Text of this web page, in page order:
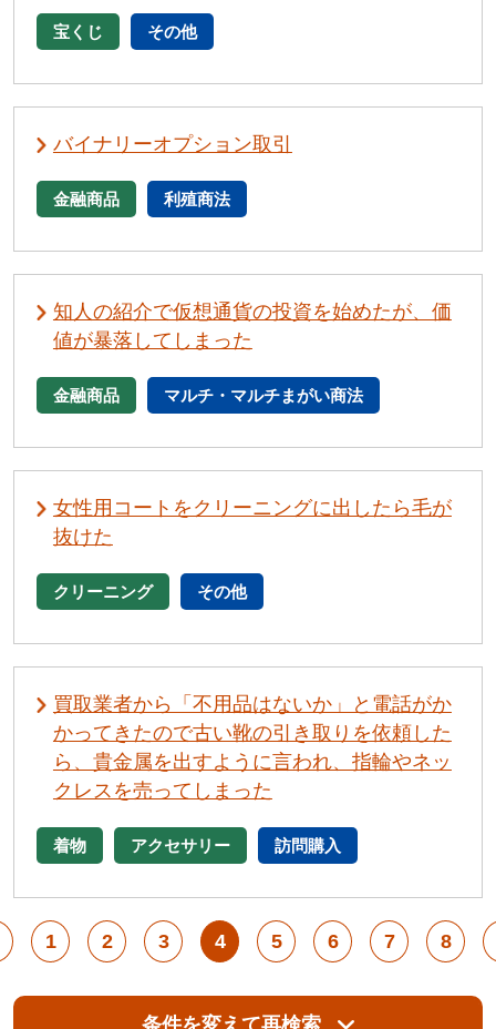
宝くじ その他
バイナリーオプション取引
金融商品 利殖商法
知人の紹介で仮想通貨の投資を始めたが、価
値が暴落してしまった
金融商品 マルチ・マルチまがい商法
女性用コートをクリーニングに出したら毛が
抜けた
クリーニング その他
買取業者から「不用品はないか」と電話がか
かってきたので古い靴の引き取りを依頼した
ら、貴金属を出すように言われ、指輪やネッ
クレスを売ってしまった
着物 アクセサリー 訪問購入
1 2 3 4 5 6 7 8